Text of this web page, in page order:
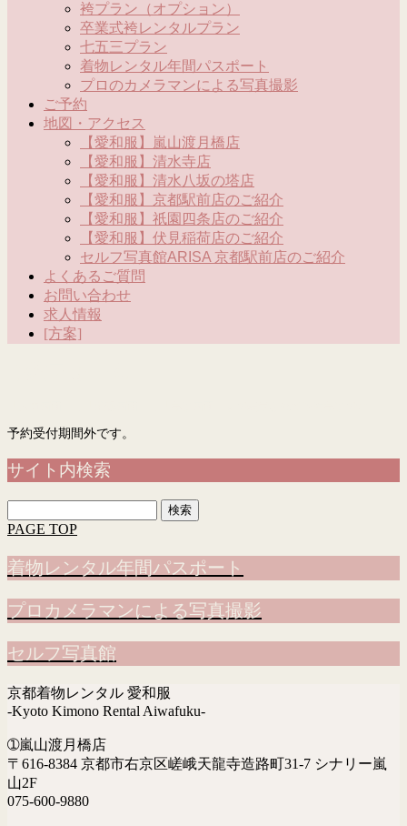
袴プラン（オプション）
卒業式袴レンタルプラン
七五三プラン
着物レンタル年間パスポート
プロのカメラマンによる写真撮影
ご予約
地図・アクセス
【愛和服】嵐山渡月橋店
【愛和服】清水寺店
【愛和服】清水八坂の塔店
【愛和服】京都駅前店のご紹介
【愛和服】祇園四条店のご紹介
【愛和服】伏見稲荷店のご紹介
セルフ写真館ARISA 京都駅前店のご紹介
よくあるご質問
お問い合わせ
求人情報
[方案]
予約受付期間外です。
サイト内検索
索:
PAGE TOP
着物レンタル年間パスポート
プロカメラマンによる写真撮影
セルフ写真館
京都着物レンタル 愛和服
-Kyoto Kimono Rental Aiwafuku-
➀嵐山渡月橋店
〒616-8384 京都市右京区嵯峨天龍寺造路町31-7 シナリー嵐
山2F
075-600-9880